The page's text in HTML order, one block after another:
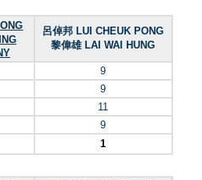
呂倬邦 LUI CHEUK PONG
黎偉雄 LAI WAI HUNG
9
9
11
9
1